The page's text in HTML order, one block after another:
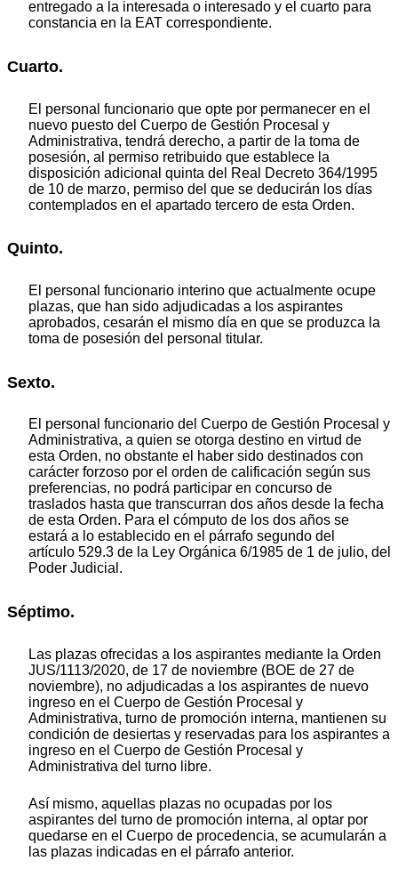
entregado a la interesada o interesado y el cuarto para
constancia en la EAT correspondiente.
Cuarto.
El personal funcionario que opte por permanecer en el
nuevo puesto del Cuerpo de Gestión Procesal y
Administrativa, tendrá derecho, a partir de la toma de
posesión, al permiso retribuido que establece la
disposición adicional quinta del Real Decreto 364/1995
de 10 de marzo, permiso del que se deducirán los días
contemplados en el apartado tercero de esta Orden.
Quinto.
El personal funcionario interino que actualmente ocupe
plazas, que han sido adjudicadas a los aspirantes
aprobados, cesarán el mismo día en que se produzca la
toma de posesión del personal titular.
Sexto.
El personal funcionario del Cuerpo de Gestión Procesal y
Administrativa, a quien se otorga destino en virtud de
esta Orden, no obstante el haber sido destinados con
carácter forzoso por el orden de calificación según sus
preferencias, no podrá participar en concurso de
traslados hasta que transcurran dos años desde la fecha
de esta Orden. Para el cómputo de los dos años se
estará a lo establecido en el párrafo segundo del
artículo 529.3 de la Ley Orgánica 6/1985 de 1 de julio, del
Poder Judicial.
Séptimo.
Las plazas ofrecidas a los aspirantes mediante la Orden
JUS/1113/2020, de 17 de noviembre (BOE de 27 de
noviembre), no adjudicadas a los aspirantes de nuevo
ingreso en el Cuerpo de Gestión Procesal y
Administrativa, turno de promoción interna, mantienen su
condición de desiertas y reservadas para los aspirantes a
ingreso en el Cuerpo de Gestión Procesal y
Administrativa del turno libre.
Así mismo, aquellas plazas no ocupadas por los
aspirantes del turno de promoción interna, al optar por
quedarse en el Cuerpo de procedencia, se acumularán a
las plazas indicadas en el párrafo anterior.